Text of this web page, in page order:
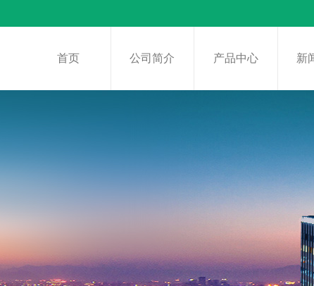
首页 公司简介 产品中心 新